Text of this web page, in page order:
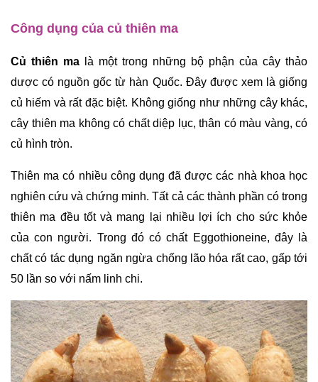
Công dụng của củ thiên ma
Củ thiên ma là một trong những bộ phận của cây thảo
dược có nguồn gốc từ hàn Quốc. Đây được xem là giống
củ hiếm và rất đặc biệt. Không giống như những cây khác,
cây thiên ma không có chất diệp lục, thân có màu vàng, có
củ hình tròn.
Thiên ma có nhiều công dụng đã được các nhà khoa học
nghiên cứu và chứng minh. Tất cả các thành phần có trong
thiên ma đều tốt và mang lại nhiều lợi ích cho sức khỏe
của con người. Trong đó có chất Eggothioneine, đây là
chất có tác dụng ngăn ngừa chống lão hóa rất cao, gấp tới
50 lần so với nấm linh chi.